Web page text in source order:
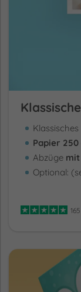
Papier
Abzüge
Optional: